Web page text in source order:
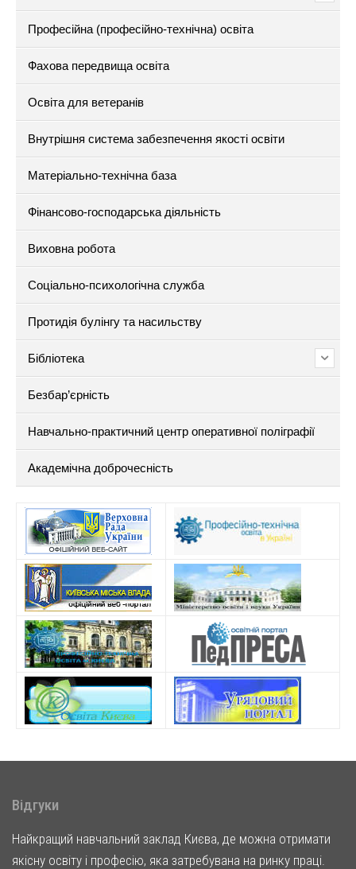
Професійна (професійно-технічна) освіта
Фахова передвища освіта
Освіта для ветеранів
Внутрішня система забезпечення якості освіти
Матеріально-технічна база
Фінансово-господарська діяльність
Виховна робота
Соціально-психологічна служба
Протидія булінгу та насильству
Бібліотека
Безбар’єрність
Навчально-практичний центр оперативної поліграфії
Академічна доброчесність
Відгуки
Найкращий навчальний заклад Києва, де можна отримати
якісну освіту і професію, яка затребувана на ринку праці.